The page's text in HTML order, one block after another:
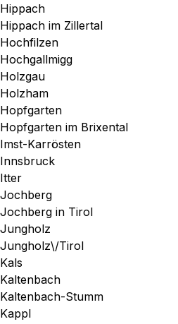
Hippach
Hippach im Zillertal
Hochfilzen
Hochgallmigg
Holzgau
Holzham
Hopfgarten
Hopfgarten im Brixental
Imst-Karrösten
Innsbruck
Itter
Jochberg
Jochberg in Tirol
Jungholz
Jungholz\/Tirol
Kals
Kaltenbach
Kaltenbach-Stumm
Kappl